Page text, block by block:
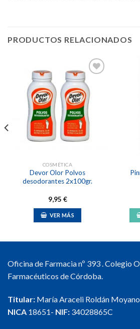
PRODUCTOS RELACIONADOS
Añadir
a la
lista de
deseos
COSMÉTICA
Devor Olor Polvos
desodorantes 2x100gr.
9,95 €
VER MÁS
Oficina de Farmacia nº 393 . Colegio
Farmacéuticos de Córdoba.
Titular: María Araceli Roldán
NICA 18651- NIF: 34028865C